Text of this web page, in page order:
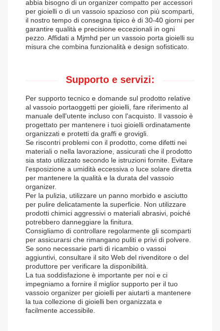
abbia bisogno di un organizer compatto per accessori
per gioielli o di un vassoio spazioso con più scomparti,
il nostro tempo di consegna tipico è di 30-40 giorni per
garantire qualità e precisione eccezionali in ogni
pezzo. Affidati a Mjmhd per un vassoio porta gioielli su
misura che combina funzionalità e design sofisticato.
Supporto e servizi:
Per supporto tecnico e domande sul prodotto relative
al vassoio portaoggetti per gioielli, fare riferimento al
manuale dell'utente incluso con l'acquisto. Il vassoio è
progettato per mantenere i tuoi gioielli ordinatamente
organizzati e protetti da graffi e grovigli.
Se riscontri problemi con il prodotto, come difetti nei
materiali o nella lavorazione, assicurati che il prodotto
sia stato utilizzato secondo le istruzioni fornite. Evitare
l'esposizione a umidità eccessiva o luce solare diretta
per mantenere la qualità e la durata del vassoio
organizer.
Per la pulizia, utilizzare un panno morbido e asciutto
per pulire delicatamente la superficie. Non utilizzare
prodotti chimici aggressivi o materiali abrasivi, poiché
potrebbero danneggiare la finitura.
Consigliamo di controllare regolarmente gli scomparti
per assicurarsi che rimangano puliti e privi di polvere.
Se sono necessarie parti di ricambio o vassoi
aggiuntivi, consultare il sito Web del rivenditore o del
produttore per verificare la disponibilità.
La tua soddisfazione è importante per noi e ci
impegniamo a fornire il miglior supporto per il tuo
vassoio organizer per gioielli per aiutarti a mantenere
la tua collezione di gioielli ben organizzata e
facilmente accessibile.